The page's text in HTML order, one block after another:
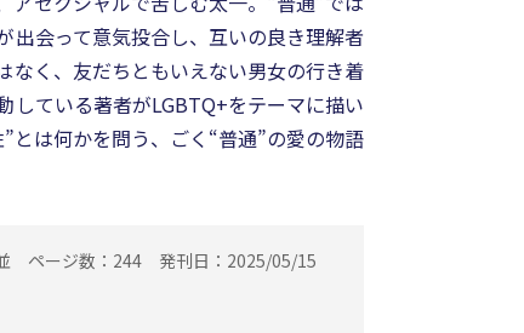
出会って意気投合し、互いの良き理解者
なく、友だちともいえない男女の行き着
ている著者がLGBTQ+をテーマに描い
とは何かを問う、ごく“普通”の愛の物語
ページ数：244
発刊日：2025/05/15